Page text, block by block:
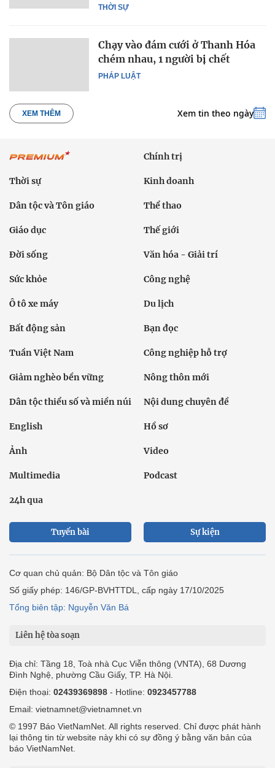
THỜI SỰ
PHÁP LUẬT
Chạy vào đám cưới ở Thanh Hóa
chém nhau, 1 người bị chết
XEM THÊM Xem tin theo ngày
Chính trị
Thời sự Kinh doanh
Dân tộc và Tôn giáo Thể thao
Giáo dục Thế giới
Đời sống Văn hóa - Giải trí
Sức khỏe Công nghệ
Ô tô xe máy Du lịch
Bất động sản Bạn đọc
Tuần Việt Nam Công nghiệp hỗ trợ
Giảm nghèo bền vững Nông thôn mới
Dân tộc thiểu số và miền núi Nội dung chuyên đề
English Hồ sơ
Ảnh Video
Multimedia Podcast
24h qua
Tuyến bài Sự kiện
Cơ quan chủ quản: Bộ Dân tộc và Tôn giáo
Số giấy phép: 146/GP-BVHTTDL, cấp ngày 17/10/2025
Tổng biên tập: Nguyễn Văn Bá
Liên hệ tòa soạn
Địa chỉ: Tầng 18, Toà nhà Cục Viễn thông (VNTA), 68 Dương
Đình Nghệ, phường Cầu Giấy, TP. Hà Nội.
Điện thoại: 02439369898 - Hotline: 0923457788
Email: vietnamnet@vietnamnet.vn
© 1997 Báo VietNamNet. All rights reserved. Chỉ được phát hành
lại thông tin từ website này khi có sự đồng ý bằng văn bản của
báo VietNamNet.